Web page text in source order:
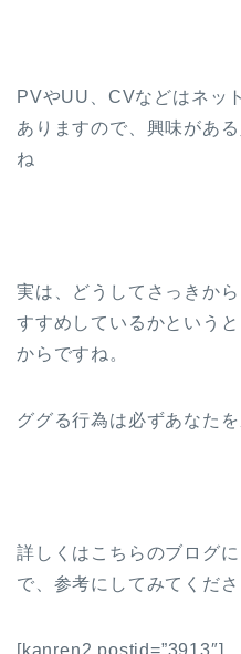
PVやUU、CVなどはネッ
ありますので、興味があ
ね
実は、どうしてさっきか
すすめしているかという
からですね。
ググる行為は必ずあなた
詳しくはこちらのブログ
で、参考にしてみてくださ